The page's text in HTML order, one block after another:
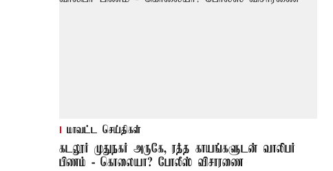
மாவட்ட செய்திகள்
கடலூர் முதுநகர் அருகே, ரத்த காயங்களுடன் வாலிபர்
பிணம் - கொலையா? போலீஸ் விசாரணை